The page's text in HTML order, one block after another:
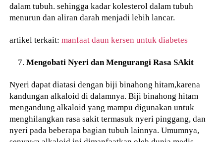
dalam tubuh. sehingga kadar kolesterol dalam tubuh
menurun dan aliran darah menjadi lebih lancar.
artikel terkait:manfaat daun kersen untuk diabetes
Mengobati Nyeri dan Mengurangi Rasa SAkit
Nyeri dapat diatasi dengan biji binahong hitam,karena
kandungan alkaloid di dalamnya. Biji binahong hitam
mengandung alkaloid yang mampu digunakan untuk
menghilangkan rasa sakit termasuk nyeri pinggang, dan
nyeri pada beberapa bagian tubuh lainnya. Umumnya,